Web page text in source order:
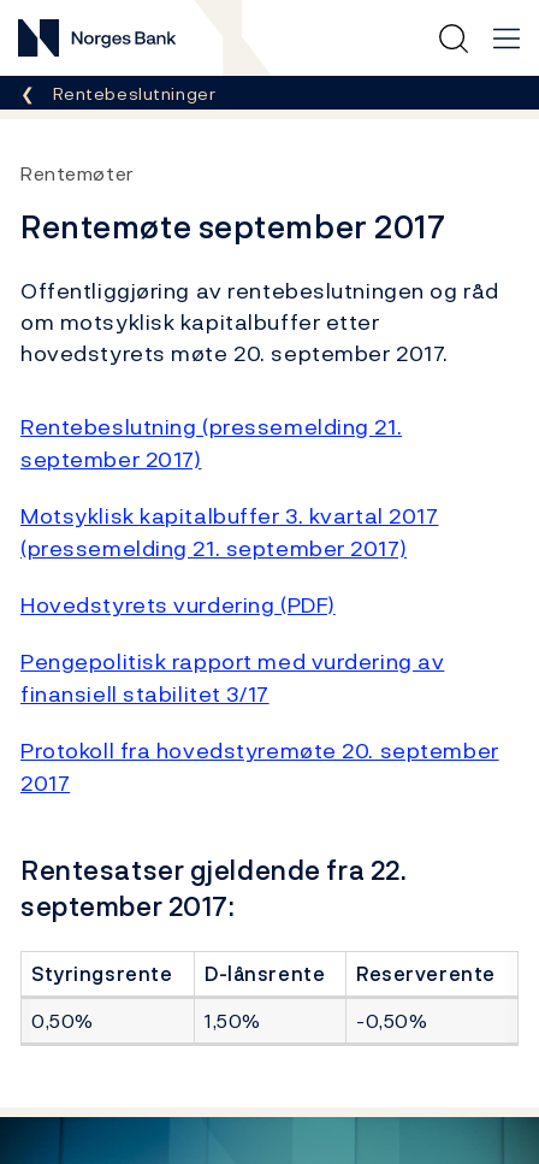
Norges Bank
Her er du nå:
Rentebeslutninger
Rentemøter
Rentemøte september 2017
Offentliggjøring av rentebeslutningen og råd
om motsyklisk kapitalbuffer etter
hovedstyrets møte 20. september 2017.
Rentebeslutning (pressemelding 21.
september 2017)
Motsyklisk kapitalbuffer 3. kvartal 2017
(pressemelding 21. september 2017)
Hovedstyrets vurdering (PDF)
Pengepolitisk rapport med vurdering av
finansiell stabilitet 3/17
Protokoll fra hovedstyremøte 20. september
2017
Rentesatser gjeldende fra 22.
september 2017:
Styringsrente D-lånsrente
Reserverente
0,50%
1,50% -0,50%